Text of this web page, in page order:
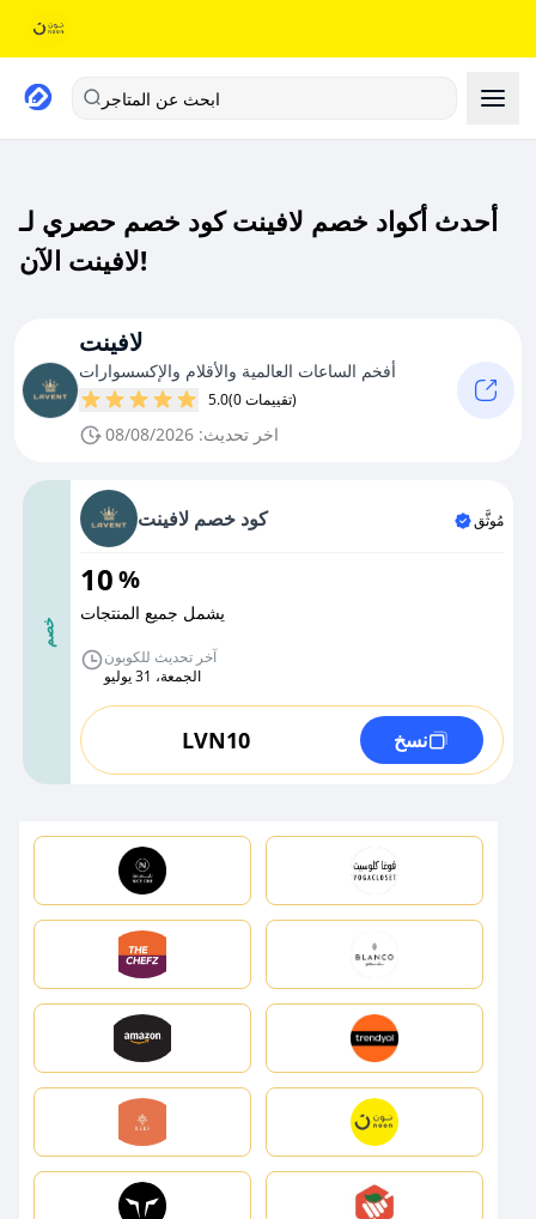
ابحث عن المتاجر
أحدث أكواد خصم لافينت كود خصم حصري لـ
لافينت الآن!
لافينت
أفخم الساعات العالمية والأقلام والإكسسوارات
5.0 (0 تقييمات)
اخر تحديث: 08/08/2026
خصم
كود خصم لافينت مُوثَّق
10%
يشمل جميع المنتجات
آخر تحديث للكوبون
الجمعة، 31 يوليو
LVN10 نسخ